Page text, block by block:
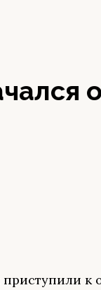
к